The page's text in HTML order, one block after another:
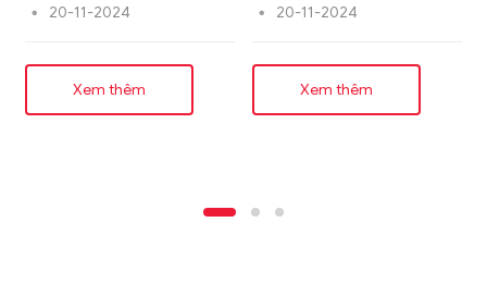
20-11-2024
Xem thêm
20-11-2024
Xem thêm